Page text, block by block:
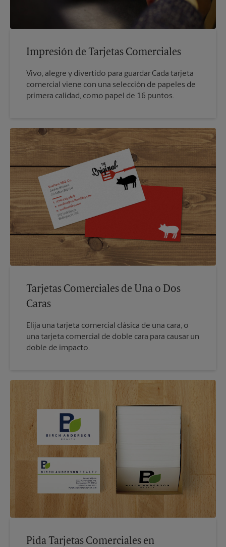
Impresión de Tarjetas Comerciales
Vivo, alegre y divertido para guardar Cada tarjeta
comercial viene con una selección de papeles de
primera calidad, como papel de 16 puntos.
Tarjetas Comerciales de Una o Dos
Caras
Elija una tarjeta comercial clásica de una cara, o
una tarjeta comercial de doble cara para causar un
doble de impacto.
Pida Tarjetas Comerciales en